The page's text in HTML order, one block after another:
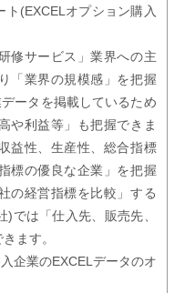
ト(EXCELオプション購入
修サービス」業界への主
「業界の規模感」を把握
ータを掲載しているため
や利益等」も把握できま
益性、生産性、総合指標
標の優良な企業」を把握
の経営指標を比較」する
では「仕入先、販売先、
ます。
企業のEXCELデータのオ